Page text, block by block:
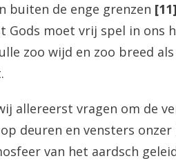
buiten de enge grenzen [11]
Gods moet vrij spel in ons
zoo wijd en zoo breed
allereerst vragen om de
deuren en vensters
van het aardsch